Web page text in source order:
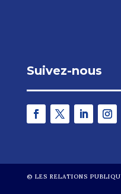
Suivez-nous
© LES RELATIONS